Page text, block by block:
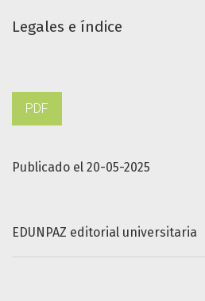
Legales e índice
Publicado el 20-05-2025
PDF
EDUNPAZ editorial universitaria